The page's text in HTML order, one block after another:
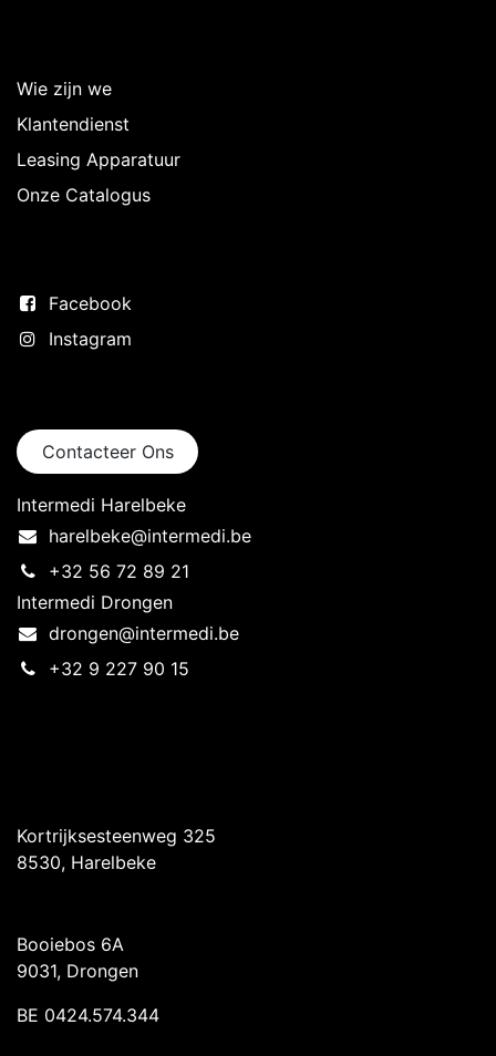
Wie zijn we
Klantendienst
Leasing Apparatuur
Onze Catalogus
Facebook
Instagram
Contacteer Ons
Intermedi Harelbeke
harelbeke@intermedi.be
+32 56 72 89 21
Intermedi Drongen
drongen@intermedi.be
+32 9 227 90 15
Kortrijksesteenweg 325
8530, Harelbeke
Booiebos 6A
9031, Drongen
BE 0424.574.344